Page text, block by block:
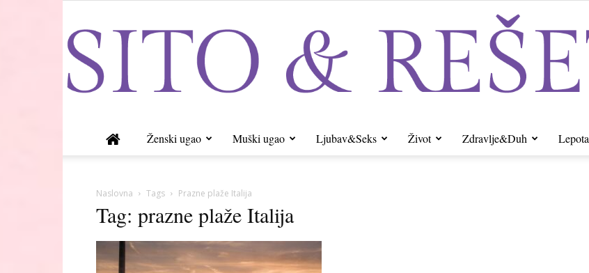
Ženski ugao Muški ugao Ljubav&Seks Život Zdravlje&Duh Lepota
Naslovna Tags Prazne plaže Italija
Tag: prazne plaže Italija